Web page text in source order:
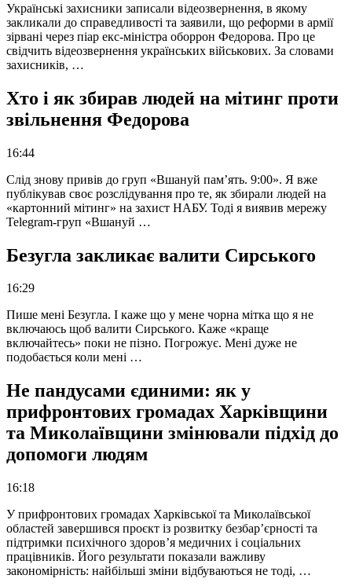
Українські захисники записали відеозвернення, в якому
закликали до справедливості та заявили, що реформи в армії
зірвані через піар екс-міністра оборрон Федорова. Про це
свідчить відеозвернення українських військових. За словами
захисників, …
Хто і як збирав людей на мітинг проти
звільнення Федорова
16:44
Слід знову привів до груп «Вшануй пам’ять. 9:00». Я вже
публікував своє розслідування про те, як збирали людей на
«картонний мітинг» на захист НАБУ. Тоді я виявив мережу
Telegram-груп «Вшануй …
Безугла закликає валити Сирського
16:29
Пише мені Безугла. І каже що у мене чорна мітка що я не
включаюсь щоб валити Сирського. Каже «краще
включайтесь» поки не пізно. Погрожує. Мені дуже не
подобається коли мені …
Не пандусами єдиними: як у
прифронтових громадах Харківщини
та Миколаївщини змінювали підхід до
допомоги людям
16:18
У прифронтових громадах Харківської та Миколаївської
областей завершився проєкт із розвитку безбар’єрності та
підтримки психічного здоров’я медичних і соціальних
працівників. Його результати показали важливу
закономірність: найбільші зміни відбуваються не тоді, …